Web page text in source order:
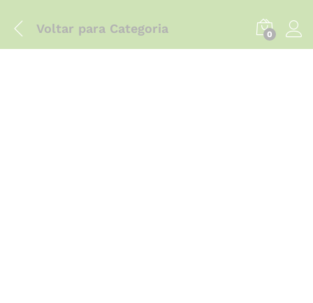
Voltar para Categoria 0